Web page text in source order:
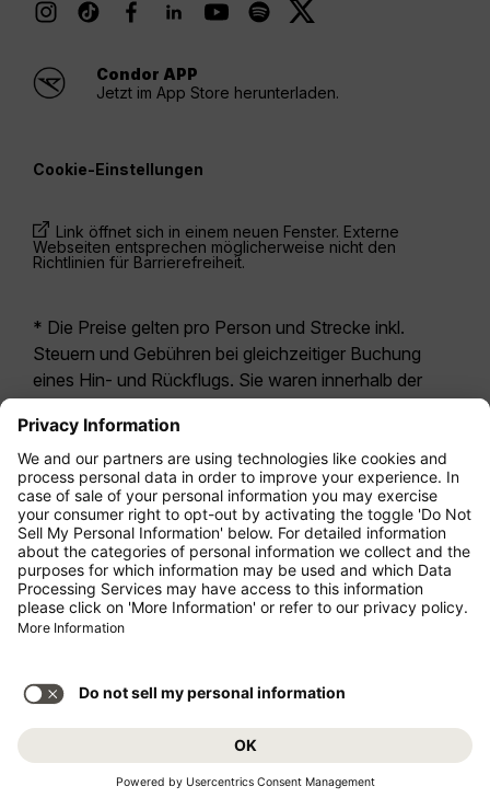
Condor APP
Jetzt im App Store herunterladen.
Cookie-Einstellungen
Link öffnet sich in einem neuen Fenster. Externe
Webseiten entsprechen möglicherweise nicht den
Richtlinien für Barrierefreiheit.
* Die Preise gelten pro Person und Strecke inkl.
Steuern und Gebühren bei gleichzeitiger Buchung
eines Hin- und Rückflugs. Sie waren innerhalb der
möglicherweise nicht mehr aktuell. Bei den für die
Economy Class angegebenen Tarifen handelt es
sich i.d.R. um Economy Zero, unsere restriktivste
Tarifoption. Es können hierfür zusätzliche Gebühren
fürAufgabegepäck oder für andere optionale
Leistungen anfallen. Es gelten dieAllgemeinen
Geschäftsbedingungen .